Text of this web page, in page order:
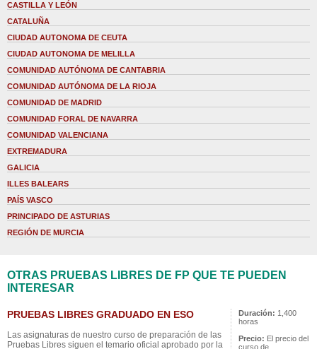
CASTILLA Y LEÓN
CATALUÑA
CIUDAD AUTONOMA DE CEUTA
CIUDAD AUTONOMA DE MELILLA
COMUNIDAD AUTÓNOMA DE CANTABRIA
COMUNIDAD AUTÓNOMA DE LA RIOJA
COMUNIDAD DE MADRID
COMUNIDAD FORAL DE NAVARRA
COMUNIDAD VALENCIANA
EXTREMADURA
GALICIA
ILLES BALEARS
PAÍS VASCO
PRINCIPADO DE ASTURIAS
REGIÓN DE MURCIA
OTRAS PRUEBAS LIBRES DE FP QUE TE PUEDEN
INTERESAR
PRUEBAS LIBRES GRADUADO EN ESO
Las asignaturas de nuestro curso de preparación de las
Pruebas Libres siguen el temario oficial aprobado por la
Duración: 1,400
horas
Precio: El precio del
curso de